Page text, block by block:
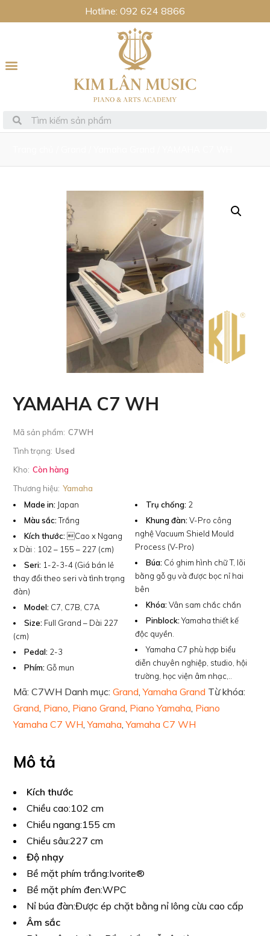
Hotline: 092 624 8866
YAMAHA C7 WH
Mã sản phẩm: C7WH
Tình trạng: Used
Kho: Còn hàng
Thương hiệu: Yamaha
Made in: Japan
Màu sắc:Trắng
Kích thước: Cao x Ngang
x Dài : 102 – 155 – 227 (cm)
Seri: 1-2-3-4 (Giá bán lẻ
thay đổi theo seri và tình trạng
đàn)
Model: C7, C7B, C7A
Size: Full Grand – Dài 227
(cm)
Pedal: 2-3
Phím: Gỗ mun
Trụ chống: 2
Khung đàn: V-Pro công
nghệ Vacuum Shield Mould
Process (V-Pro)
Búa: Có ghim hình chữ T, lõi
bằng gỗ gụ và được bọc nỉ hai
bên
Khóa: Vân sam chắc chắn
Pinblock:Yamaha thiết kế
độc quyền.
Yamaha C7 phù hợp biểu
diễn chuyên nghiệp, studio, hội
trường, học viện âm nhạc,..
Mã:C7WH Danh mục:Grand,Yamaha Grand Từ khóa:
Grand, Piano, Piano Grand, Piano Yamaha, Piano
Yamaha C7 WH,Yamaha,Yamaha C7 WH
Mô tả
Kích thước
Chiều cao:102 cm
Chiều ngang:155 cm
Chiều sâu:227 cm
Độ nhạy
Bề mặt phím trắng:Ivorite®
Bề mặt phím đen:WPC
Nỉ búa đàn:Được ép chặt bằng nỉ lông cừu cao cấp
Âm sắc